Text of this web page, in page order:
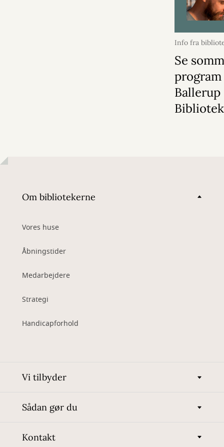
Info fra
2026
Se
program
Ballerup
Om bibliotekerne
Vores huse
Åbningstider
Medarbejdere
Strategi
Handicapforhold
Vi tilbyder
Sådan gør du
Kontakt